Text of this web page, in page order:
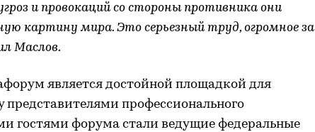
и провокаций со стороны противника они
картину мира. Это серьезный труд, огромное за
Маслов.
является достойной площадкой для
профессионального
гостями форума стали ведущие федеральные